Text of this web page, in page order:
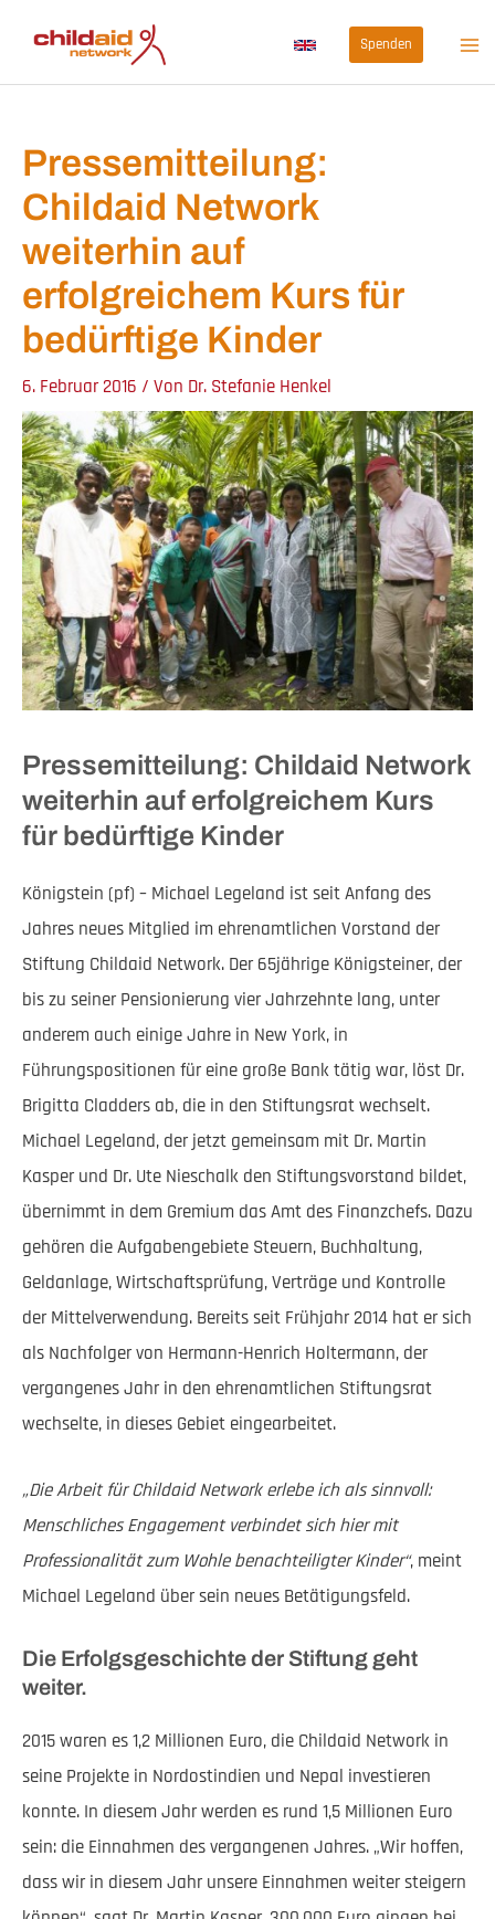
Inhalt
springen
Spenden
Pressemitteilung:
Childaid Network
weiterhin auf
erfolgreichem Kurs für
bedürftige Kinder
6. Februar 2016 / Von Dr. Stefanie Henkel
Pressemitteilung: Childaid Network
weiterhin auf erfolgreichem Kurs
für bedürftige Kinder
Königstein (pf) – Michael Legeland ist seit Anfang des
Jahres neues Mitglied im ehrenamtlichen Vorstand der
Stiftung Childaid Network. Der 65jährige Königsteiner, der
bis zu seiner Pensionierung vier Jahrzehnte lang, unter
anderem auch einige Jahre in New York, in
Führungspositionen für eine große Bank tätig war, löst Dr.
Brigitta Cladders ab, die in den Stiftungsrat wechselt.
Michael Legeland, der jetzt gemeinsam mit Dr. Martin
Kasper und Dr. Ute Nieschalk den Stiftungsvorstand bildet,
übernimmt in dem Gremium das Amt des Finanzchefs. Dazu
gehören die Aufgabengebiete Steuern, Buchhaltung,
Geldanlage, Wirtschaftsprüfung, Verträge und Kontrolle
der Mittelverwendung. Bereits seit Frühjahr 2014 hat er sich
als Nachfolger von Hermann-Henrich Holtermann, der
vergangenes Jahr in den ehrenamtlichen Stiftungsrat
wechselte, in dieses Gebiet eingearbeitet.
„Die Arbeit für Childaid Network erlebe ich als sinnvoll:
Menschliches Engagement verbindet sich hier mit
Professionalität zum Wohle benachteiligter Kinder“, meint
Michael Legeland über sein neues Betätigungsfeld.
Die Erfolgsgeschichte der Stiftung geht
weiter.
2015 waren es 1,2 Millionen Euro, die Childaid Network in
seine Projekte in Nordostindien und Nepal investieren
konnte. In diesem Jahr werden es rund 1,5 Millionen Euro
sein: die Einnahmen des vergangenen Jahres. „Wir hoffen,
dass wir in diesem Jahr unsere Einnahmen weiter steigern